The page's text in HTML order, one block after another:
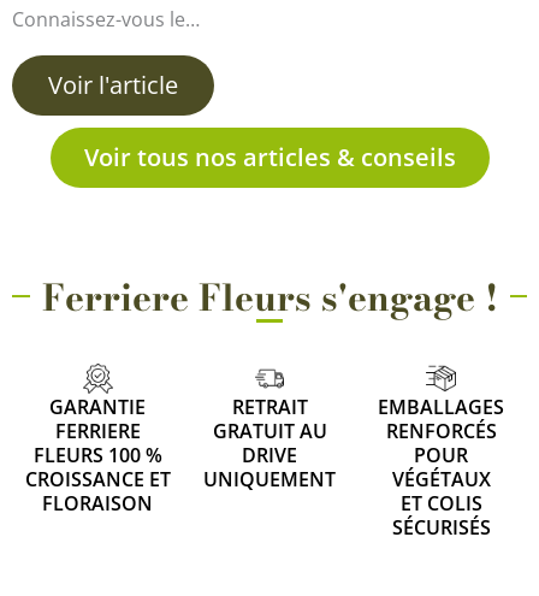
Connaissez-vous le…
Voir l'article
Voir tous nos articles & conseils
Ferriere Fleurs s'engage !
GARANTIE
FERRIERE
FLEURS 100 %
CROISSANCE ET
FLORAISON
RETRAIT
GRATUIT AU
DRIVE
UNIQUEMENT
EMBALLAGES
RENFORCÉS
POUR
VÉGÉTAUX
ET COLIS
SÉCURISÉS